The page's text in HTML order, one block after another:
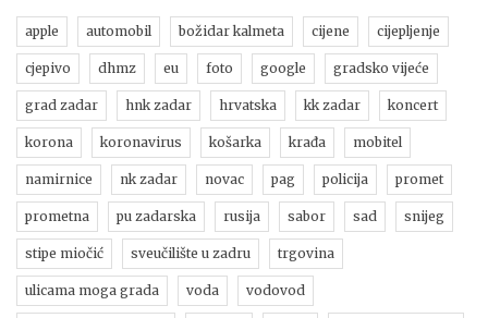
apple automobil božidar kalmeta cijene cijepljenje
cjepivo dhmz eu foto google gradsko vijeće
grad zadar hnk zadar hrvatska kk zadar koncert
korona koronavirus košarka krađa mobitel
namirnice nk zadar novac pag policija promet
prometna pu zadarska rusija sabor sad snijeg
stipe miočić sveučilište u zadru trgovina
ulicama moga grada voda vodovod